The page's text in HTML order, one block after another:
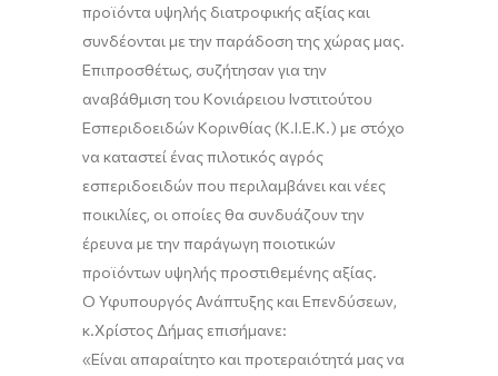
προϊόντα υψηλής διατροφικής αξίαςκαι
συνδέονται με την παράδοση της χώρας μας.
Επιπροσθέτως, συζήτησαν για την
αναβάθμιση του Κονιάρειου Ινστιτούτου
Εσπεριδοειδών Κορινθίας (Κ.Ι.Ε.Κ.) με στόχο
να καταστεί ένας πιλοτικός αγρός
εσπεριδοειδών που περιλαμβάνει και νέες
ποικιλίες, οι οποίες θα συνδυάζουν την
έρευνα με την παράγωγη ποιοτικών
προϊόντων υψηλής προστιθεμένης αξίας.
Ο Υφυπουργός Ανάπτυξης και Επενδύσεων,
κ.Χρίστος Δήμας επισήμανε:
«Είναι απαραίτητο και προτεραιότητά μαςνα